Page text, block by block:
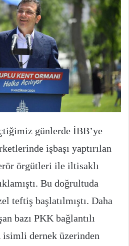
günlerde İBB’ye
işbaşı yaptırılan
örgütleri ile iltisaklı
Bu doğrultuda
teftiş başlatılmıştı. Daha
bazı PKK bağlantılı
isimli dernek üzerinden